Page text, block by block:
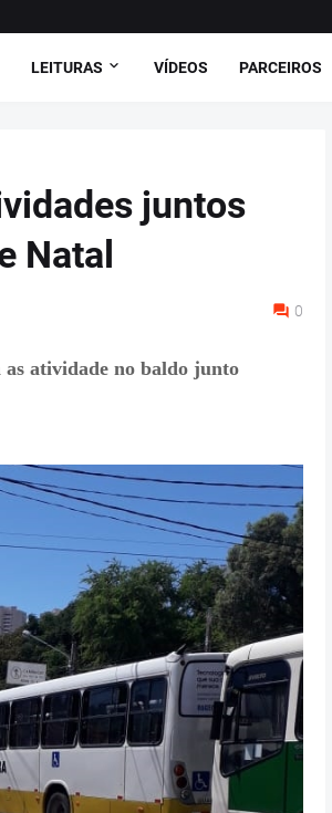
LEITURAS VÍDEOS PARCEIROS
juntos
Natal
0
as atividade no baldo junto